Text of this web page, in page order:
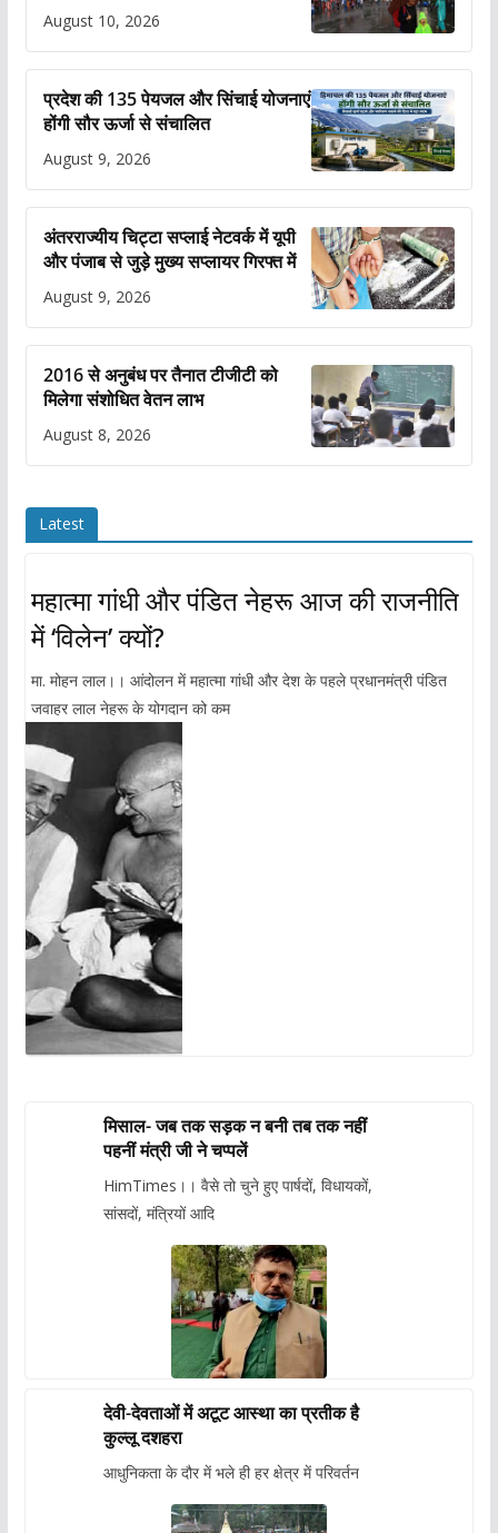
August 10, 2026
प्रदेश की 135 पेयजल और सिंचाई योजनाएं
होंगी सौर ऊर्जा से संचालित
August 9, 2026
अंतरराज्यीय चिट्टा सप्लाई नेटवर्क में यूपी
और पंजाब से जुड़े मुख्य सप्लायर गिरफ्त में
August 9, 2026
2016 से अनुबंध पर तैनात टीजीटी को
मिलेगा संशोधित वेतन लाभ
August 8, 2026
Latest
महात्मा गांधी और पंडित नेहरू आज की राजनीति
में ‘विलेन’ क्यों?
मा. मोहन लाल।। आंदोलन में महात्मा गांधी और देश के पहले प्रधानमंत्री पंडित
जवाहर लाल नेहरू के योगदान को कम
मिसाल- जब तक सड़क न बनी तब तक नहीं
पहनीं मंत्री जी ने चप्पलें
HimTimes।। वैसे तो चुने हुए पार्षदों, विधायकों,
सांसदों, मंत्रियों आदि
देवी-देवताओं में अटूट आस्था का प्रतीक है
कुल्लू दशहरा
आधुनिकता के दौर में भले ही हर क्षेत्र में परिवर्तन